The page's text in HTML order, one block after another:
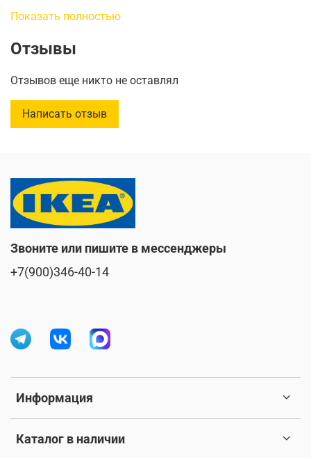
Показать полностью
Отзывы
Отзывов еще никто не оставлял
Написать отзыв
Информация
Каталог в наличии
Звоните или пишите в мессенджеры
+7(900)346-40-14